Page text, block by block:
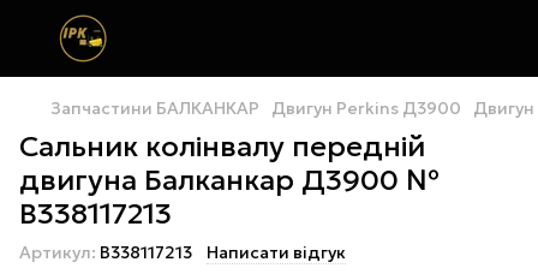
Запчастини БАЛКАНКАР Двигун Perkins Д3900
Сальник колінвалу передній
двигуна Балканкар Д3900 №
В338117213
Артикул: В338117213 Написати відгук